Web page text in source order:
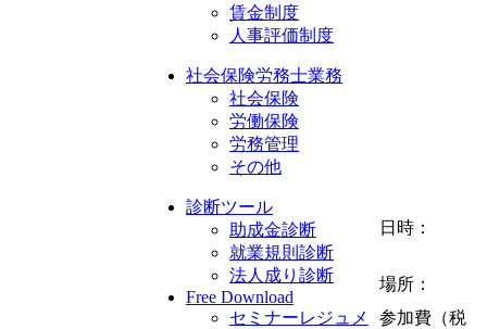
賃金制度
人事評価制度
社会保険労務士業務
社会保険
労働保険
労務管理
その他
診断ツール
助成金診断
就業規則診断
法人成り診断
Free Download
セミナーレジュメ
日時：
場所：
参加費（税